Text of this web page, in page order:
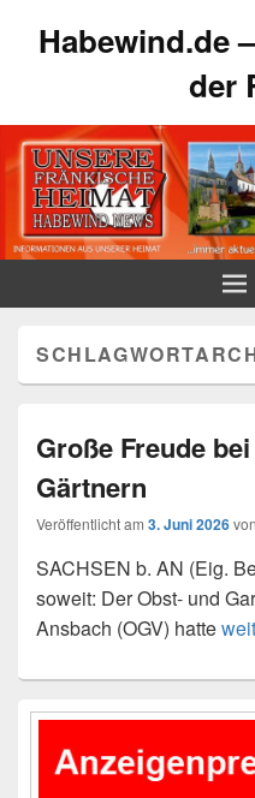
Habewind.de
der
Große Freude
Gärtnern
Veröffentlicht am 3. Juni 2026von
SACHSEN b. AN (Eig.
soweit: Der Obst- und
Ansbach (OGV) hatte
Primärer
Widgetbereich